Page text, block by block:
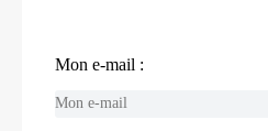
Mon e-mail :